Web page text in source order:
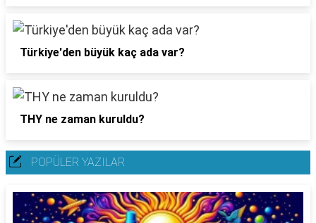
Türkiye'den büyük kaç ada var?
THY ne zaman kuruldu?
POPÜLER YAZILAR